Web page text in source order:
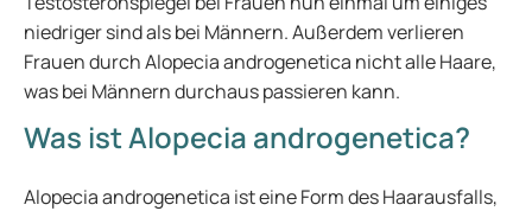
niedriger sind als bei Männern. Außerdem verlieren
Frauen durch Alopecia androgenetica nicht alle Haare,
was bei Männern durchaus passieren kann.
Was ist Alopecia androgenetica?
Alopecia androgenetica ist eine Form des Haarausfalls,